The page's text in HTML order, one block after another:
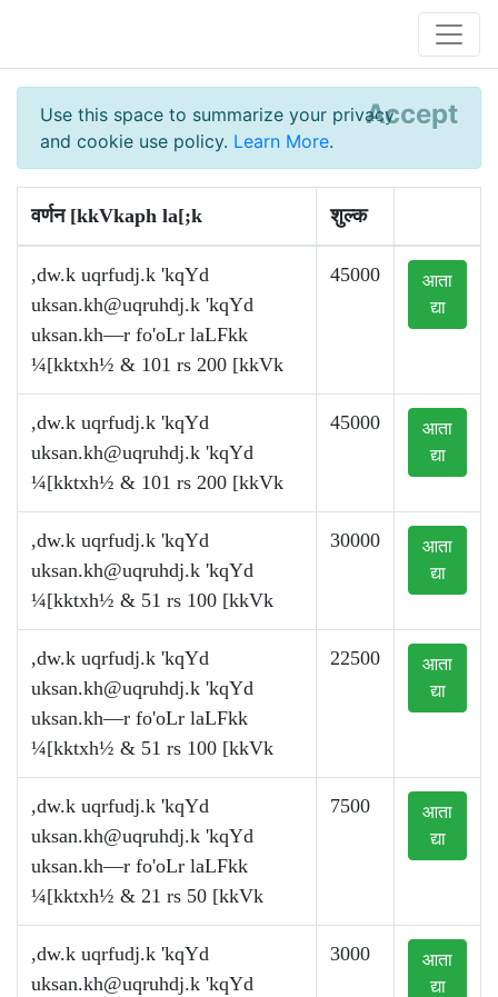
Use this space to summarize your privacy
and cookie use policy. Learn More.
Accept
वर्णन [kkVkaph la[;k शुल्क
,dw.k uqrfudj.k 'kqYd
uksan.kh@uqruhdj.k 'kqYd
uksan.kh—r fo'oLr laLFkk
¼[kktxh½ & 101 rs 200 [kkVk
45000
आता
द्या
,dw.k uqrfudj.k 'kqYd
uksan.kh@uqruhdj.k 'kqYd
¼[kktxh½ & 101 rs 200 [kkVk
45000
आता
द्या
,dw.k uqrfudj.k 'kqYd
uksan.kh@uqruhdj.k 'kqYd
¼[kktxh½ & 51 rs 100 [kkVk
30000
आता
द्या
,dw.k uqrfudj.k 'kqYd
uksan.kh@uqruhdj.k 'kqYd
uksan.kh—r fo'oLr laLFkk
¼[kktxh½ & 51 rs 100 [kkVk
22500
आता
द्या
,dw.k uqrfudj.k 'kqYd
uksan.kh@uqruhdj.k 'kqYd
uksan.kh—r fo'oLr laLFkk
¼[kktxh½ & 21 rs 50 [kkVk
7500
आता
द्या
,dw.k uqrfudj.k 'kqYd
uksan.kh@uqruhdj.k 'kqYd
3000
आता
द्या